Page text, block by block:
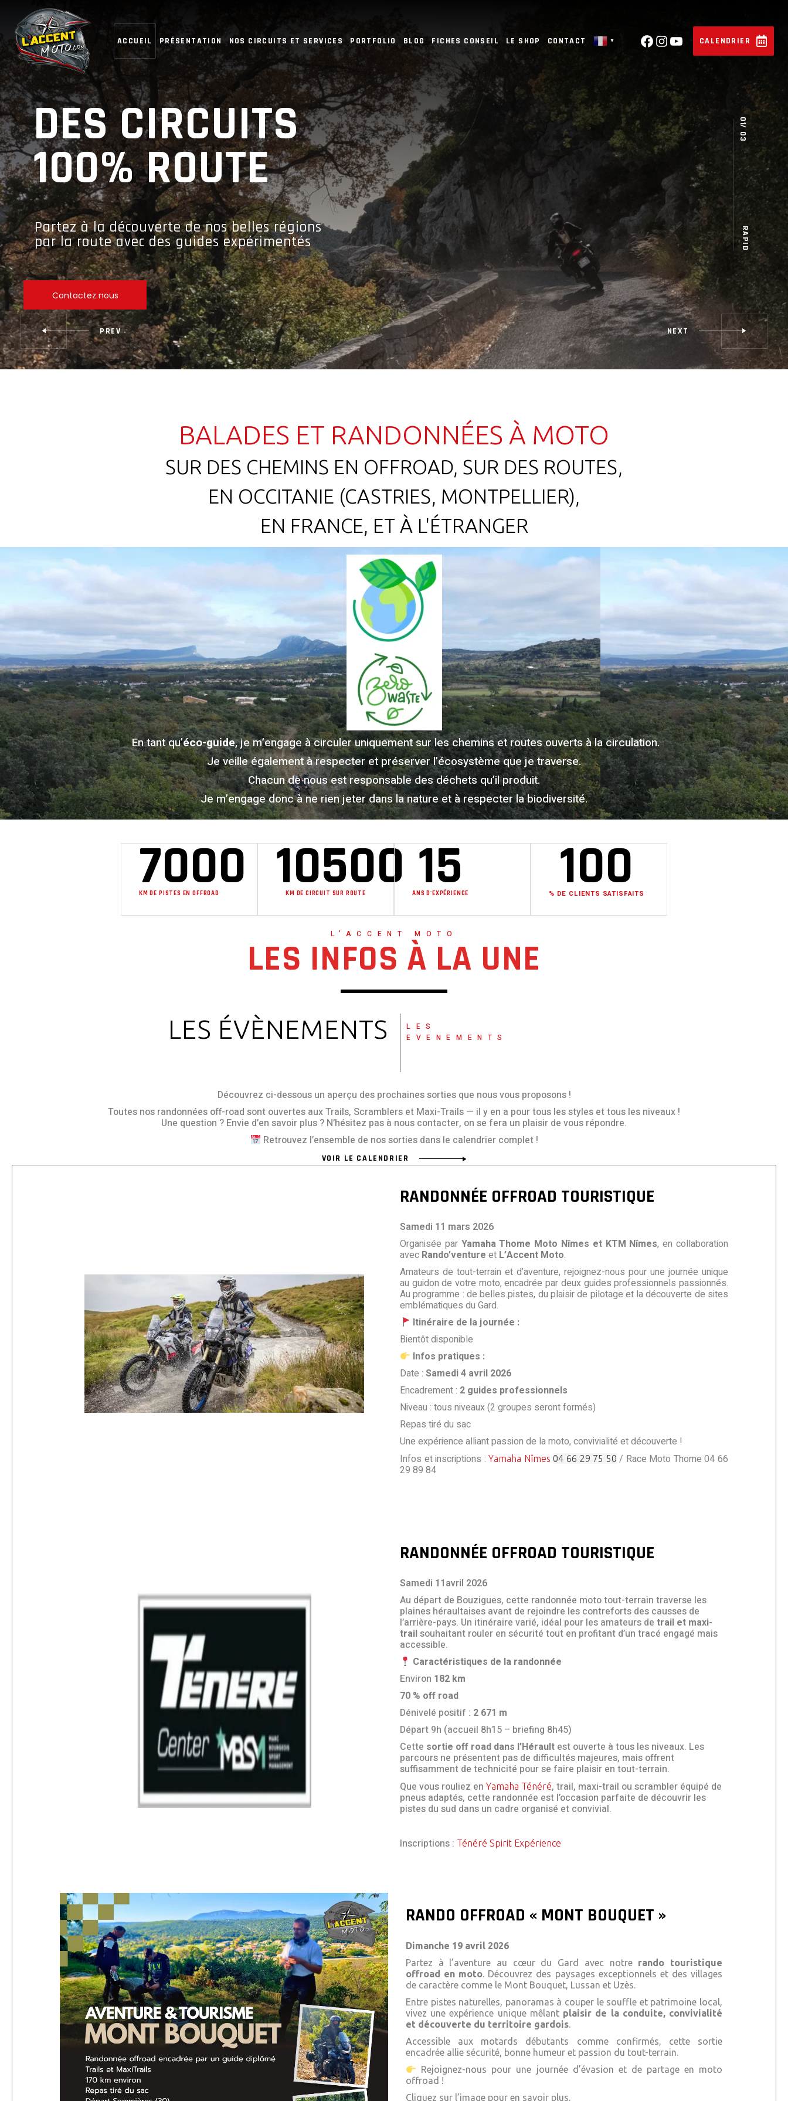
ACCUEIL PRÉSENTATION NOS CIRCUITS ET SERVICES PORTFOLIO BLOG FICHES CONSEIL LE SHOP CONTACT ▼ CALENDRIER
RAPID
DES CIRCUITS
100% ROUTE
Partez à la découverte de nos belles régions
par la route avec des guides expérimentés
Contactez nous
BALADES ET RANDONNÉES À MOTO
SUR DES CHEMINS EN OFFROAD, SUR DES ROUTES,
EN OCCITANIE (CASTRIES, MONTPELLIER),
EN FRANCE, ET À L'ÉTRANGER
En tant qu’éco-guide, je m’engage à circuler uniquement sur les chemins et routes ouverts à la circulation.
Je veille également à respecter et préserver l’écosystème que je traverse.
Chacun de nous est responsable des déchets qu’il produit.
Je m’engage donc à ne rien jeter dans la nature et à respecter la biodiversité.
KM DE PISTES EN OFFROAD
7000 KM DE CIRCUIT SUR ROUTE
10500 ANS D'EXPÉRIENCE
15 % DE CLIENTS SATISFAITS
100
L'ACCENT MOTO
LES INFOS À LA UNE
LES ÉVÈNEMENTS
LES
EVENEMENTS
Découvrez ci-dessous un aperçu des prochaines sorties que nous vous proposons !
Toutes nos randonnées off-road sont ouvertes aux Trails, Scramblers et Maxi-Trails — il y en a pour tous les styles et tous les niveaux !
Une question ? Envie d’en savoir plus ? N’hésitez pas à nous contacter, on se fera un plaisir de vous répondre.
Retrouvez l’ensemble de nos sorties dans le calendrier complet !
VOIR LE CALENDRIER
RANDONNÉE OFFROAD TOURISTIQUE
Samedi 11 mars 2026
Organisée par Yamaha Thome Moto Nîmes et KTM Nîmes, en collaboration
avec Rando’venture et L’Accent Moto.
Amateurs de tout-terrain et d’aventure, rejoignez-nous pour une journée unique
au guidon de votre moto, encadrée par deux guides professionnels passionnés.
Au programme : de belles pistes, du plaisir de pilotage et la découverte de sites
emblématiques du Gard.
Itinéraire de la journée :
Bientôt disponible
Infos pratiques :
Date : Samedi 4 avril 2026
Encadrement : 2 guides professionnels
Niveau : tous niveaux (2 groupes seront formés)
Repas tiré du sac
Une expérience alliant passion de la moto, convivialité et découverte !
Infos et inscriptions :Yamaha Nîmes 04 66 29 75 50 / Race Moto Thome 04 66
29 89 84
RANDONNÉE OFFROAD TOURISTIQUE
Samedi 11avril 2026
Au départ de Bouzigues, cette randonnée moto tout-terrain traverse les
plaines héraultaises avant de rejoindre les contreforts des causses de
l’arrière-pays. Un itinéraire varié, idéal pour les amateurs de trail et maxi-
trailsouhaitant rouler en sécurité tout en profitant d’un tracé engagé mais
accessible.
Caractéristiques de la randonnée
Environ 182 km
70 % off road
Dénivelé positif : 2 671 m
Départ 9h (accueil 8h15 – briefing 8h45)
Cette sortie off road dans l’Hérault est ouverte à tous les niveaux. Les
parcours ne présentent pas de difficultés majeures, mais offrent
suffisamment de technicité pour se faire plaisir en tout-terrain.
Que vous rouliez en Yamaha Ténéré, trail, maxi-trail ou scrambler équipé de
pneus adaptés, cette randonnée est l’occasion parfaite de découvrir les
pistes du sud dans un cadre organisé et convivial.
Inscriptions : Ténéré Spirit Expérience
RANDO OFFROAD « MONT BOUQUET »
Dimanche 19 avril 2026
Partez à l’aventure au cœur du Gard avec notre rando touristique
offroad en moto. Découvrez des paysages exceptionnels et des villages
de caractère comme le Mont Bouquet, Lussan et Uzès.
Entre pistes naturelles, panoramas à couper le souffle et patrimoine local,
vivez une expérience unique mêlant plaisir de la conduite, convivialité
et découverte du territoire gardois.
Accessible aux motards débutants comme confirmés, cette sortie
encadrée allie sécurité, bonne humeur et passion du tout-terrain.
Rejoignez-nous pour une journée d’évasion et de partage en moto
offroad !
Cliquez sur l’image pour en savoir plus.